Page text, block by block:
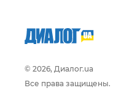
© 2026, Диалог.ua
Все права защищены.